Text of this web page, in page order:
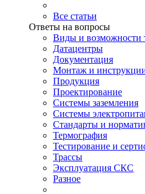
Все статьи
Ответы на вопросы
Виды и возможности
Датацентры
Документация
Монтаж и
Продукция
Проектирование
Системы заземления
Системы
Стандарты и
Термография
Тестирование и
Трассы
Эксплуатация СКС
Разное